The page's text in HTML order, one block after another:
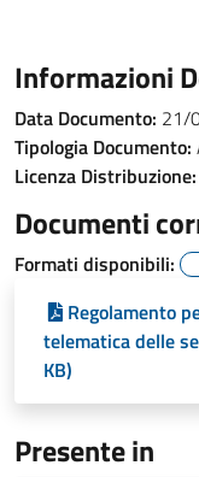
Informazioni
Data Documento: 21/
Tipologia Documento:
Licenza Distribuzione:
Documenti
Formati disponibili:
Regolamento
telematica delle
KB)
Presente in